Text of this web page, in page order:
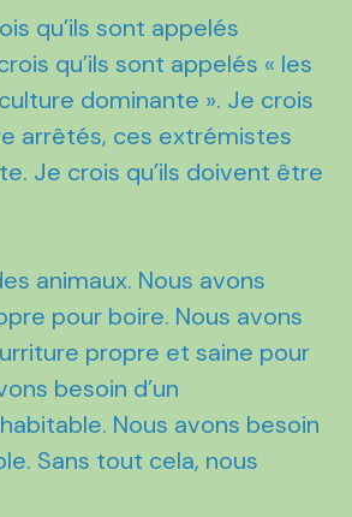
qu’ils sont appelés
qu’ils sont appelés « les
dominante ». Je crois
arrêtés, ces extrémistes
Je crois qu’ils doivent être
animaux. Nous avons
pour boire. Nous avons
propre et saine pour
besoin d’un
Nous avons besoin
Sans tout cela, nous